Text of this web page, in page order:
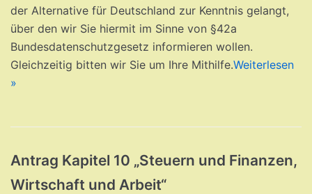
der Alternative für Deutschland zur Kenntnis gelangt,
über den wir Sie hiermit im Sinne von §42a
Bundesdatenschutzgesetz informieren wollen.
Gleichzeitig bitten wir Sie um Ihre Mithilfe.Weiterlesen
»
Antrag Kapitel 10 „Steuern und Finanzen,
Wirtschaft und Arbeit“